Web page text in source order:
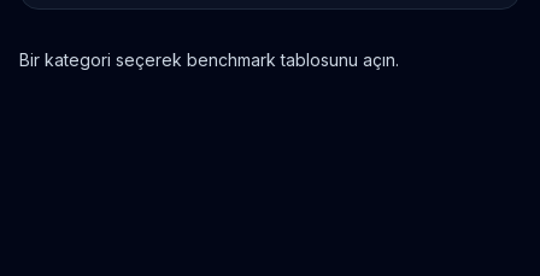
Bir kategori seçerek benchmark tablosunu açın.